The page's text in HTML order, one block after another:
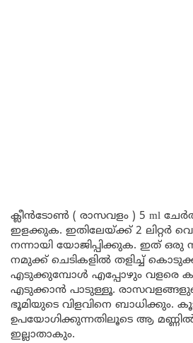
ക്ലീൻടോൺ ( രാസവളം ) 5 ml
ഇളക്കുക. ഇതിലേയ്ക്ക് 2 ലിറ്റർ
നന്നായി യോജിപ്പിക്കുക. ഇത് ഒരു
നമുക്ക് ചെടികളിൽ തളിച്ച്
എടുക്കുമ്പോൾ എപ്പോഴും വളരെ
എടുക്കാൻ പാടുള്ളൂ.
ഭൂമിയുടെ വിളവിനെ ബാധിക്കും.
ഉപയോഗിക്കുന്നതിലൂടെ ആ
ഇല്ലാതാകും.